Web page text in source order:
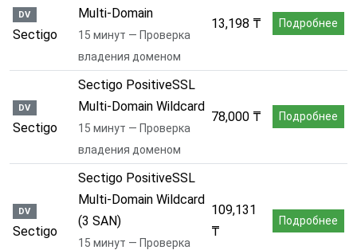
DV
Sectigo
Multi-Domain
15 минут — Проверка
владения доменом
13,198 ₸ Подробнее
DV
Sectigo
Sectigo PositiveSSL
Multi-Domain Wildcard
15 минут — Проверка
владения доменом
78,000 ₸ Подробнее
DV
Sectigo
Sectigo PositiveSSL
Multi-Domain Wildcard
(3 SAN)
15 минут — Проверка
109,131
₸
Подробнее